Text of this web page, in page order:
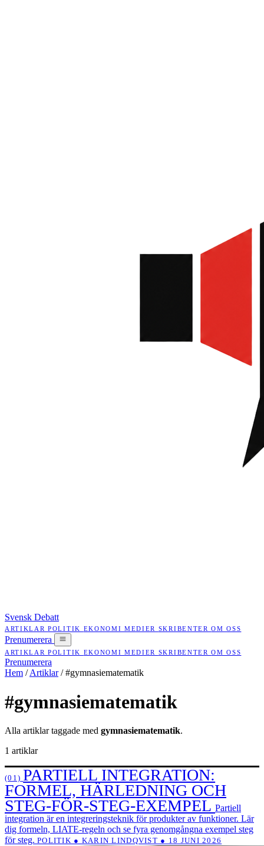
Svensk Debatt
ARTIKLARPOLITIK EKONOMIMEDIER SKRIBENTEROM OSS
Prenumerera
ARTIKLARPOLITIK EKONOMIMEDIER SKRIBENTEROM OSS
Prenumerera
Hem / Artiklar / #gymnasiematematik
#gymnasiematematik
Alla artiklar taggade med gymnasiematematik.
1 artiklar
(01) PARTIELL INTEGRATION:
FORMEL, HÄRLEDNING OCH
STEG-FÖR-STEG-EXEMPEL Partiell
integration är en integreringsteknik för produkter av funktioner. Lär
dig formeln, LIATE-regeln och se fyra genomgångna exempel steg
för steg. POLITIK ● KARIN LINDQVIST ● 18 JUNI 2026